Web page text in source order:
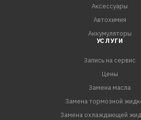
производит это масло с рекордно
содержанием полимерного
Аксессуары
Автохимия
Аккумуляторы
УСЛУГИ
Запись на сервис
Цены
Замена масла
Замена тормозной
Замена охлаждающей